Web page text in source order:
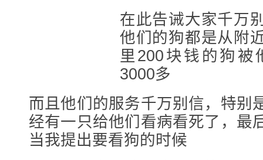
在此告诫大家千万
他们的狗都是从附
里200块钱的狗被
3000多
而且他们的服务千万别信，特别
经有一只给他们看病看死了，最
当我提出要看狗的时候